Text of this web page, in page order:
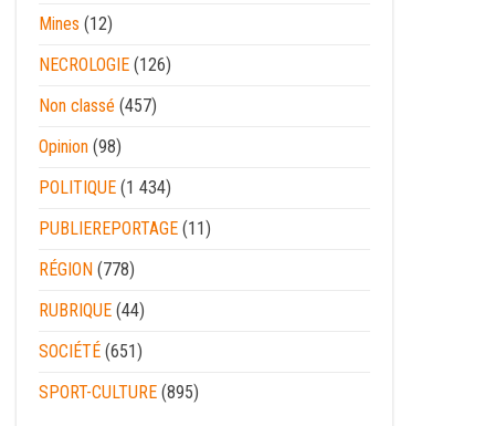
Mines (12)
NECROLOGIE (126)
Non classé (457)
Opinion (98)
POLITIQUE (1 434)
PUBLIEREPORTAGE (11)
RÉGION (778)
RUBRIQUE (44)
SOCIÉTÉ (651)
SPORT-CULTURE (895)